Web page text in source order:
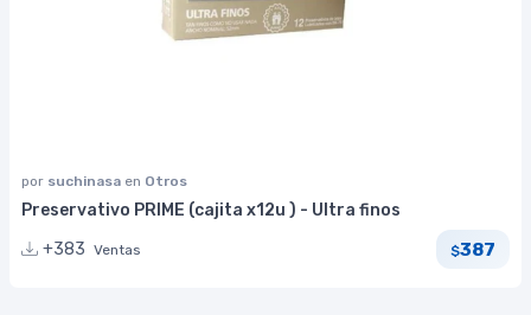
por suchinasa en Otros
Preservativo PRIME (cajita x12u ) - Ultra finos
+383 Ventas $387